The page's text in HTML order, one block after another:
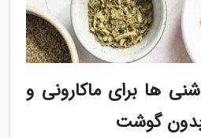
ها برای ماکارونی و
بدون گوشت